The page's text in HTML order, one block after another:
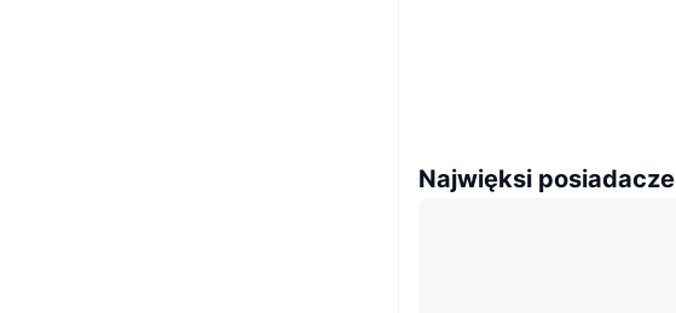
Najwięksi posiadacze